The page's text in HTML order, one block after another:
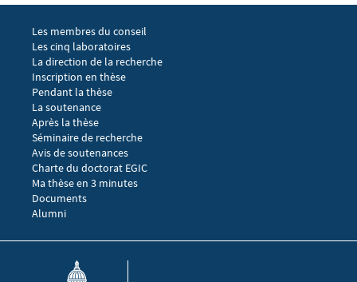
Menu footer EGIC 1
Les membres du conseil
Les cinq laboratoires
La direction de la recherche
Menu footer EGIC 2
Inscription en thèse
Pendant la thèse
La soutenance
Après la thèse
Menu footer EGIC 3
Séminaire de recherche
Avis de soutenances
Charte du doctorat EGIC
Ma thèse en 3 minutes
Menu footer EGIC 4
Documents
Alumni